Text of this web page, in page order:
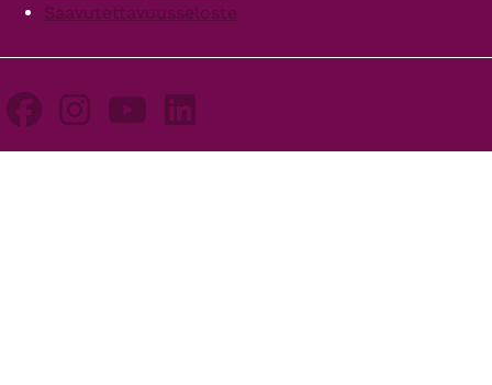
Saavutettavuusseloste